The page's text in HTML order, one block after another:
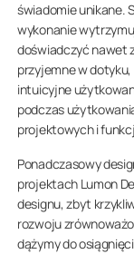
świadomie unikane.
wykonanie
doświadczyć nawet
przyjemne w
intuicyjne
podczas
projektowych i
Ponadczasowy
projektach Lumon
designu, zbyt
rozwoju
dążymy do